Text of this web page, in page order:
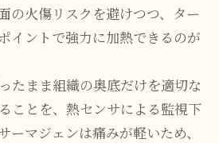
の火傷リスクを避けつつ、ター
イントで強力に加熱できるのが
たまま組織の奥底だけを適切な
ことを、熱センサによる監視下
ーマジェンは痛みが軽いため、